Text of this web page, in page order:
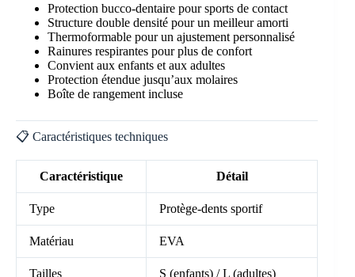
Protection bucco-dentaire pour sports de contact
Structure double densité pour un meilleur amorti
Thermoformable pour un ajustement personnalisé
Rainures respirantes pour plus de confort
Convient aux enfants et aux adultes
Protection étendue jusqu’aux molaires
Boîte de rangement incluse
📋 Caractéristiques techniques
Caractéristique Détail
Type Protège-dents sportif
Matériau EVA
Tailles S (enfants) / L (adultes)